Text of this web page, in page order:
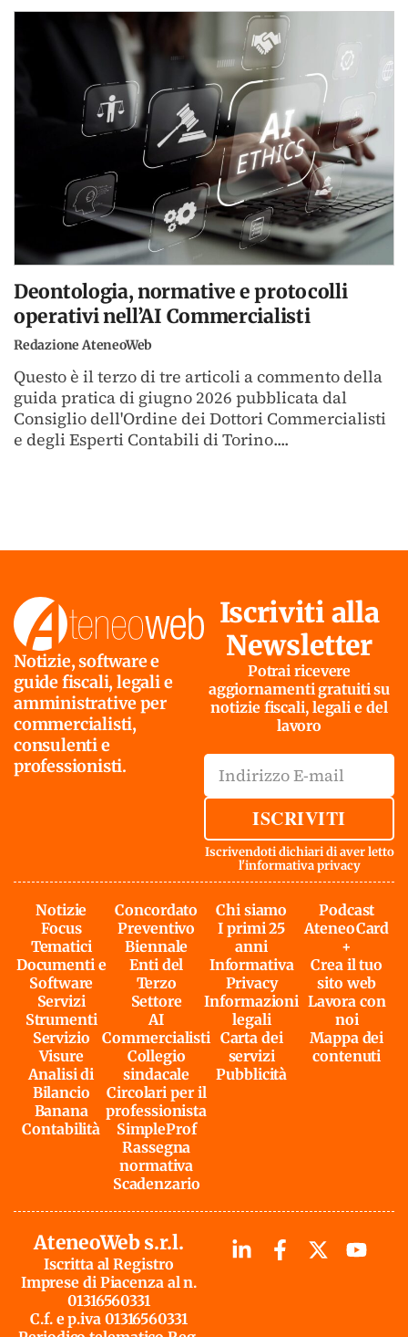
Deontologia, normative e protocolli
operativi nell’AI Commercialisti
Redazione AteneoWeb
Questo è il terzo di tre articoli a commento della
guida pratica di giugno 2026 pubblicata dal
Consiglio dell'Ordine dei Dottori Commercialisti
e degli Esperti Contabili di Torino....
Notizie, software e
guide fiscali, legali e
amministrative per
commercialisti,
consulenti e
professionisti.
Iscriviti alla
Newsletter
Potrai ricevere
aggiornamenti gratuiti su
notizie fiscali, legali e del
lavoro
ISCRIVITI
Iscrivendoti dichiari di aver letto
l'informativa privacy
Notizie
Focus
Tematici
Documenti e
Software
Servizi
Strumenti
Servizio
Visure
Analisi di
Bilancio
Banana
Contabilità
Concordato
Preventivo
Biennale
Enti del
Terzo
Settore
AI
Commercialisti
Collegio
sindacale
Circolari per il
professionista
SimpleProf
Rassegna
normativa
Scadenzario
Chi siamo
I primi 25
anni
Informativa
Privacy
Informazioni
legali
Carta dei
servizi
Pubblicità
Podcast
AteneoCard
+
Crea il tuo
sito web
Lavora con
noi
Mappa dei
contenuti
AteneoWeb s.r.l.
Iscritta al Registro
Imprese di Piacenza al n.
01316560331
C.f. e p.iva 01316560331